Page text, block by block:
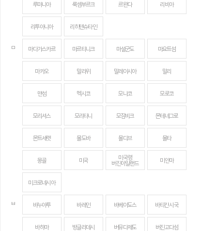
루마니아 룩셈부르크 르완다 리비아
리투아니아 리히텐슈타인
ㅁ 마다가스카르 마르티니크 마셜군도 마요트섬
마카오 말라위 말레이시아 말리
맨섬 멕시코 모나코 모로코
모리셔스 모리타니 모잠비크 몬테네그로
몬트세랫 몰도바 몰디브 몰타
몽골 미국
미국령
버진아일랜드
미얀마
미크로네시아
ㅂ 바누아투 바레인 바베이도스 바티칸 시국
바하마 방글라데시 버뮤다제도 버진고다섬